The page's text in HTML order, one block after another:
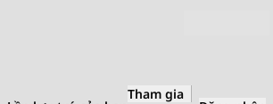
Tham gia